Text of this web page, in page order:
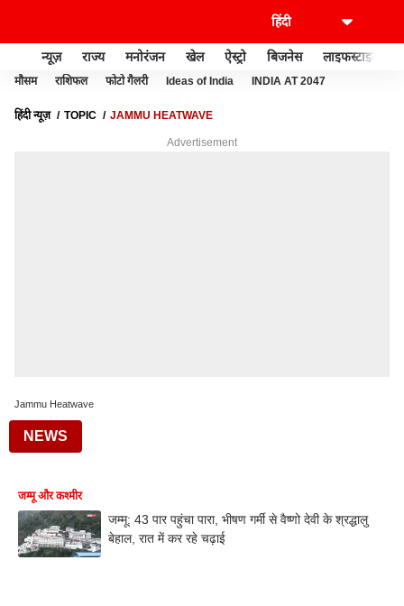
न्यूज़ राज्य मनोरंजन खेल ऐस्ट्रो बिजनेस लाइफस्टाइल
मौसम राशिफल फोटो गैलरी Ideas of India INDIA AT 2047
हिंदी न्यूज़ TOPIC JAMMU HEATWAVE
Advertisement
Jammu Heatwave
NEWS
जम्मू और कश्मीर
जम्मू: 43 पार पहुंचा पारा, भीषण गर्मी से वैष्णो देवी के श्रद्धालु
बेहाल, रात में कर रहे चढ़ाई